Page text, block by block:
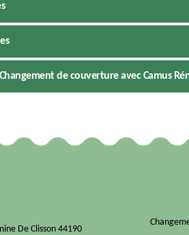
de couverture avec Camus
De Clisson 44190